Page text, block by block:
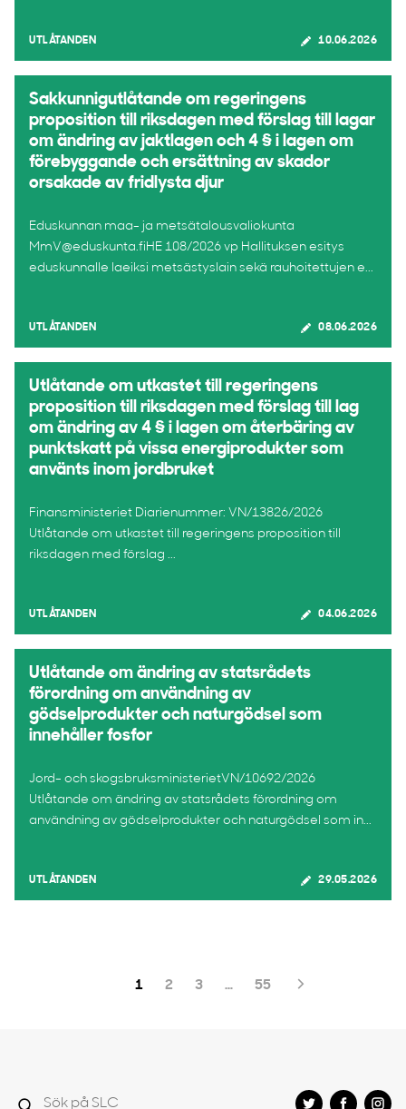
UTLÅTANDEN 10.06.2026
Sakkunnigutlåtande om regeringens
proposition till riksdagen med förslag till lagar
om ändring av jaktlagen och 4 § i lagen om
förebyggande och ersättning av skador
orsakade av fridlysta djur
Eduskunnan maa- ja metsätalousvaliokunta
MmV@eduskunta.fiHE 108/2026 vp Hallituksen esitys
eduskunnalle laeiksi metsästyslain sekä rauhoitettujen e...
UTLÅTANDEN 08.06.2026
Utlåtande om utkastet till regeringens
proposition till riksdagen med förslag till lag
om ändring av 4 § i lagen om återbäring av
punktskatt på vissa energiprodukter som
använts inom jordbruket
Finansministeriet Diarienummer: VN/13826/2026
Utlåtande om utkastet till regeringens proposition till
riksdagen med förslag ...
UTLÅTANDEN 04.06.2026
Utlåtande om ändring av statsrådets
förordning om användning av
gödselprodukter och naturgödsel som
innehåller fosfor
Jord- och skogsbruksministerietVN/10692/2026
Utlåtande om ändring av statsrådets förordning om
användning av gödselprodukter och naturgödsel som in...
UTLÅTANDEN 29.05.2026
1 2 3 … 55